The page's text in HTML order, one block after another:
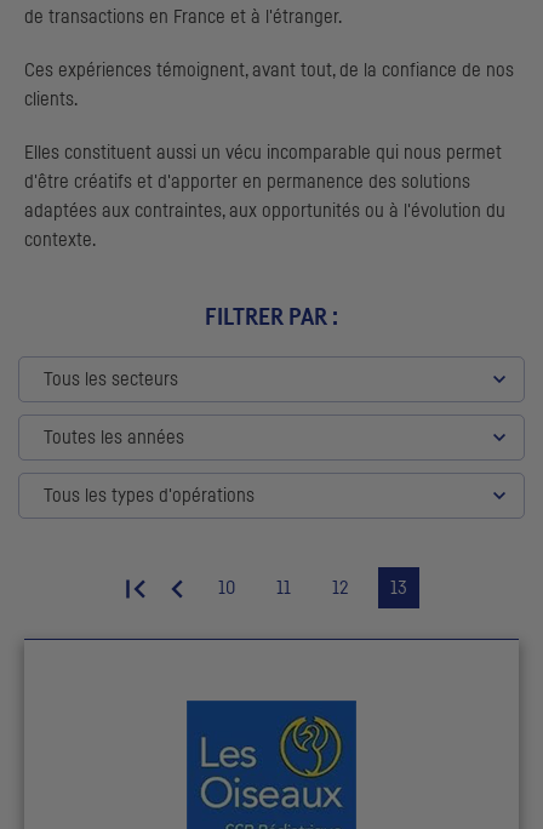
de transactions en France et à l'étranger.
Ces expériences témoignent, avant tout, de la confiance de nos
clients.
Elles constituent aussi un vécu incomparable qui nous permet
d'être créatifs et d'apporter en permanence des solutions
adaptées aux contraintes, aux opportunités ou à l'évolution du
contexte.
FILTRER PAR :
Tous les secteurs
Toutes les années
Tous les types d'opérations
10 11 12 13